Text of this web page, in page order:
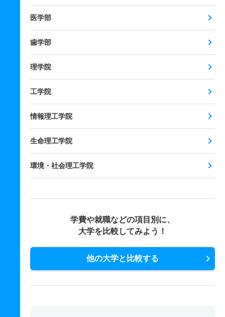
医学部
歯学部
理学院
工学院
情報理工学院
生命理工学院
環境・社会理工学院
学費や就職などの項目別に、
大学を比較してみよう！
他の大学と比較する